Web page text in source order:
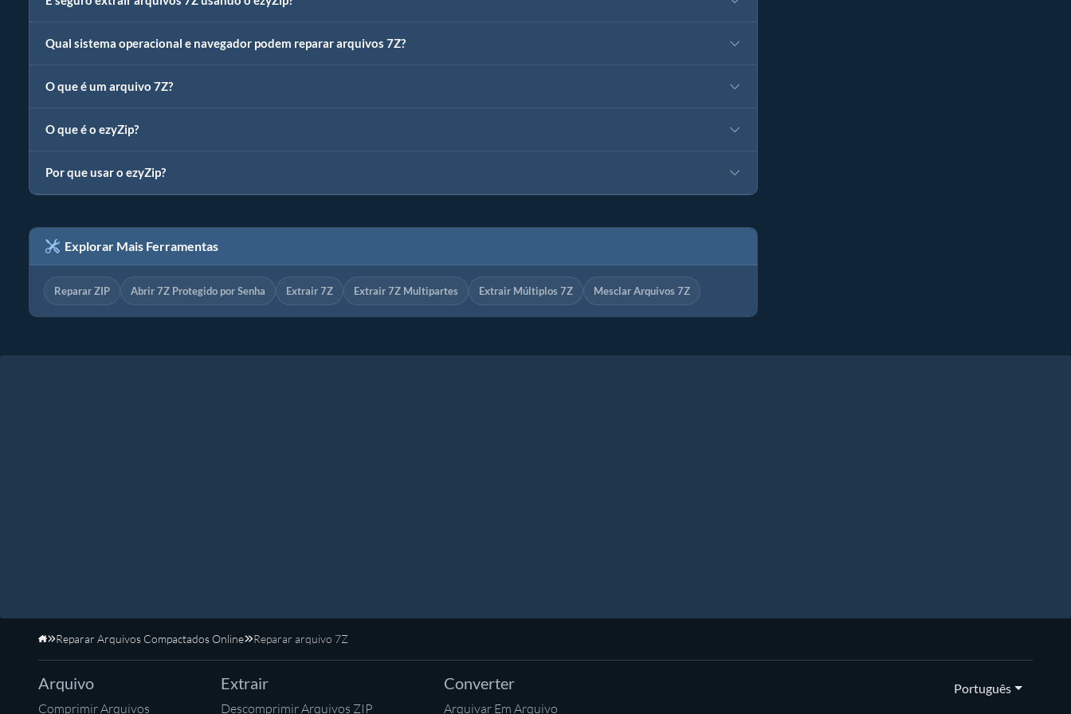
Qual sistema operacional e navegador podem reparar arquivos 7Z?
O que é um arquivo 7Z?
O que é o ezyZip?
Por que usar o ezyZip?
Explorar Mais Ferramentas
Reparar ZIP Abrir 7Z Protegido por Senha Extrair 7Z Extrair 7Z Multipartes Extrair Múltiplos 7Z Mesclar Arquivos 7Z
Início
Reparar Arquivos Compactados Online Reparar arquivo 7Z
Arquivo
Comprimir Arquivos
Extrair
Descomprimir Arquivos ZIP
Converter
Arquivar Em Arquivo
Português